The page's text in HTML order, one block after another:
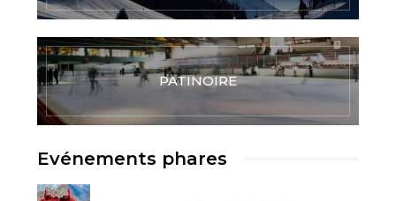
PATINOIRE
Evénements phares